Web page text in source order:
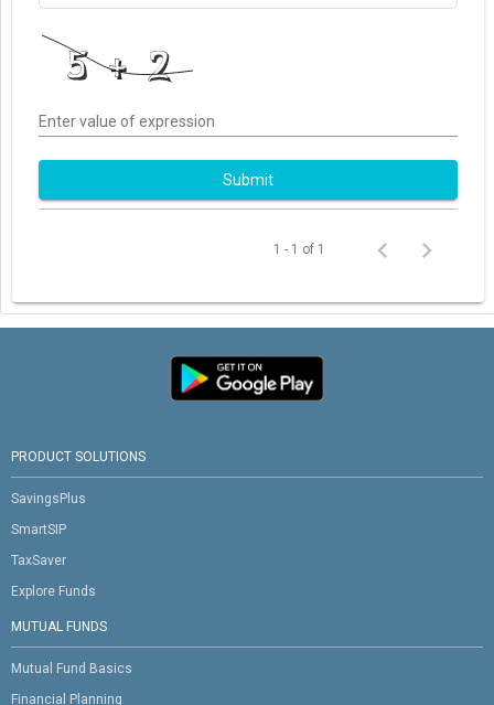
Enter value of expression
Submit
1 - 1 of 1
PRODUCT SOLUTIONS
SavingsPlus
SmartSIP
TaxSaver
Explore Funds
MUTUAL FUNDS
Mutual Fund Basics
Financial Planning